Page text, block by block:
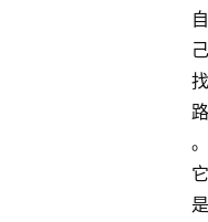
自
己
找
路
。
它
是